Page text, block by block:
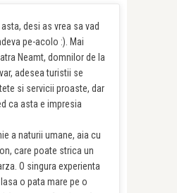
desi as vrea sa vad
pe-acolo :). Mai
Neamt, domnilor de la
adesea turistii se
si servicii proaste, dar
ca asta e impresia
a naturii umane, aia cu
care poate strica un
O singura experienta
o pata mare pe o